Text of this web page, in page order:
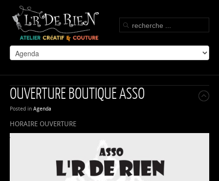
OUVERTURE BOUTIQUE ASSO
Posted in Agenda
HORAIRE OUVERTURE